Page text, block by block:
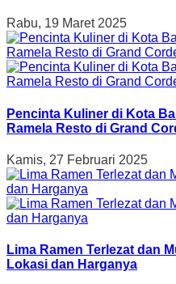
Rabu, 19 Maret 2025
Pencinta Kuliner di Kota
Ramela Resto di Grand
Kamis, 27 Februari 2025
Lima Ramen Terlezat dan
Lokasi dan Harganya